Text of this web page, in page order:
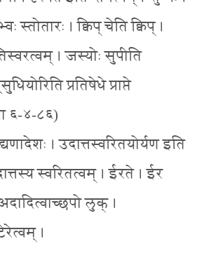
स्तोतारः । क्विप् चेति क्विप् ।
। जस्योः सुपीति
प्रतिषेधे प्राप्ते
६-४-८६)
। उदात्तस्वरितयोर्यण इति
स्वरितत्वम् । ईरते । ईर
लुक् ।
।